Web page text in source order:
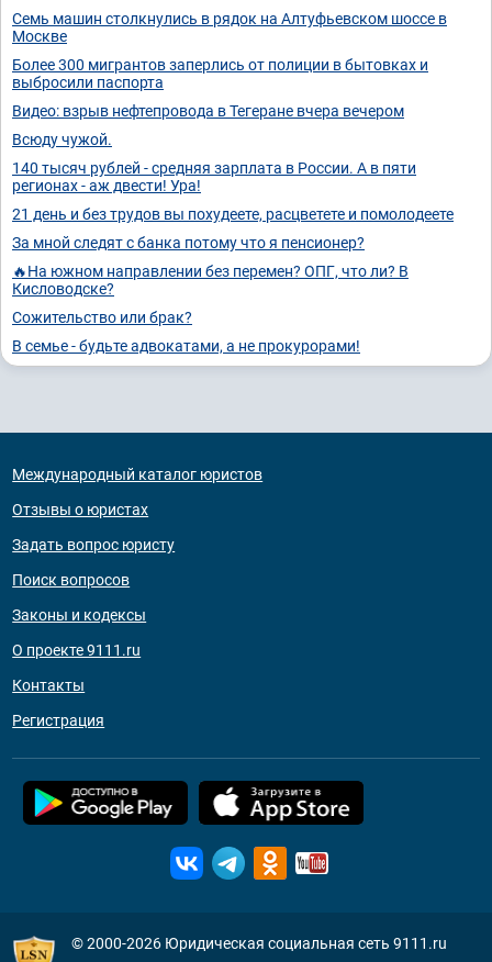
Семь машин столкнулись в рядок на Алтуфьевском шоссе в
Москве
Более 300 мигрантов заперлись от полиции в бытовках и
выбросили паспорта
Видео: взрыв нефтепровода в Тегеране вчера вечером
Всюду чужой.
140 тысяч рублей - средняя зарплата в России. А в пяти
регионах - аж двести! Ура!
21 день и без трудов вы похудеете, расцветете и помолодеете
За мной следят с банка потому что я пенсионер?
🔥На южном направлении без перемен? ОПГ, что ли? В
Кисловодске?
Сожительство или брак?
В семье - будьте адвокатами, а не прокурорами!
Международный каталог юристов
Отзывы о юристах
Задать вопрос юристу
Поиск вопросов
Законы и кодексы
О проекте 9111.ru
Контакты
Регистрация
© 2000-2026 Юридическая социальная сеть 9111.ru